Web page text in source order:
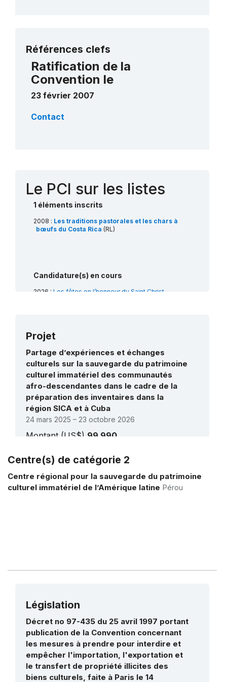
Références clefs
Ratification de la
Convention le
23 février 2007
Contact
Le PCI sur les listes
1 éléments inscrits
2008 : Les traditions pastorales et les chars à
bœufs du Costa Rica (RL)
Candidature(s) en cours
2026 : Les fêtes en l’honneur du Saint Christ
attente
Swing Criollo Dance (RL)
Projet
Partage d’expériences et échanges
culturels sur la sauvegarde du patrimoine
culturel immatériel des communautés
afro-descendantes dans le cadre de la
préparation des inventaires dans la
région SICA et à Cuba
24 mars 2025 – 23 octobre 2026
Montant (US$) 99 990
Amérique Latine et Caraïbes :
communautés résilientes grâce au
tourisme durable et à la sauvegarde du
le patrimoine vivant des communautés
Montant (US$)
Traditions pastorales et des chars à
bœufs au Costa Rica
1 octobre 2006 – 1 mars 2008
Montant (US$) 80 000
Voir tous les projets
Centre(s) de catégorie 2
Centre régional pour la sauvegarde du patrimoine
culturel immatériel de l’Amérique latine Pérou
Législation
Décret no 97-435 du 25 avril 1997 portant
publication de la Convention concernant
les mesures à prendre pour interdire et
empêcher l'importation, l'exportation et
le transfert de propriété illicites des
biens culturels, faite à Paris le 14